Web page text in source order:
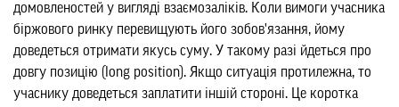
домовленостей у вигляді взаємозаліків. Коли вимоги учасника
біржового ринку перевищують його зобов'язання, йому
доведеться отримати якусь суму. У такому разі йдеться про
довгу позицію (long position). Якщо ситуація протилежна, то
учаснику доведеться заплатити іншій стороні. Це коротка